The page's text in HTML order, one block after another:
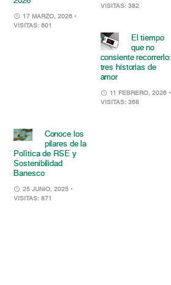
17 MARZO, 2026 •
VISITAS: 601
VISITAS: 382
El tiempo
que no
consiente recorrerlo:
tres historias de
amor
11 FEBRERO, 2026 •
VISITAS: 368
Conoce los
pilares de la
Política de RSE y
Sostenibilidad
Banesco
25 JUNIO, 2025 •
VISITAS: 871